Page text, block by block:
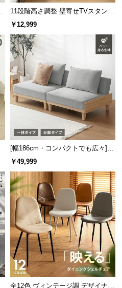
11段階高さ調整 壁寄せTVスタンド
キャスター付き 上下左右角度調節
￥12,999
[幅186cm・コンパクトでも広々] 3
人掛けソファベッド リクライニン
￥49,999
全12色 ヴィンテージ調 デザイナー